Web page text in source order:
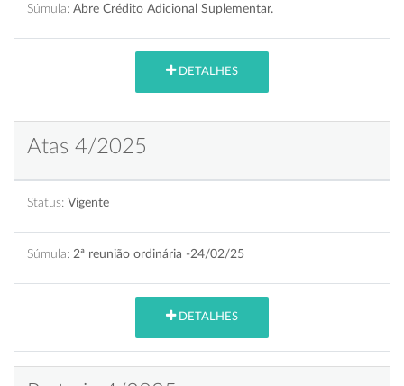
Súmula: Abre Crédito Adicional Suplementar.
DETALHES
Atas 4/2025
Status: Vigente
Súmula: 2ª reunião ordinária -24/02/25
DETALHES